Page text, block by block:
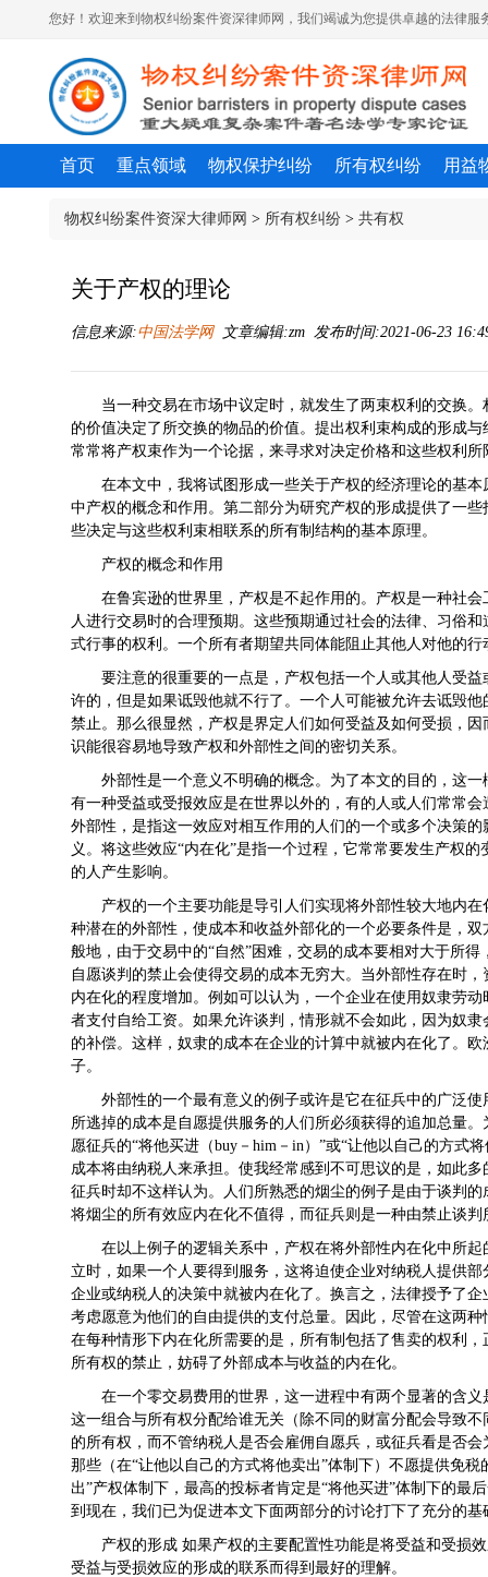
您好！欢迎来到物权纠纷案件资深律师网，我们竭诚为您提供卓越的法律服
首页 重点领域 物权保护纠纷 所有权纠纷 用益
物权纠纷案件资深大律师网 > 所有权纠纷 > 共有权
关于产权的理论
信息来源:中国法学网文章编辑:zm 发布时间:2021-06-23
当一种交易在市场中议定时，就发生了两束权利的交换
的价值决定了所交换的物品的价值。提出权利束构成的形成
常常将产权束作为一个论据，来寻求对决定价格和这些权利
在本文中，我将试图形成一些关于产权的经济理论的基
中产权的概念和作用。第二部分为研究产权的形成提供了一
些决定与这些权利束相联系的所有制结构的基本原理。
产权的概念和作用
在鲁宾逊的世界里，产权是不起作用的。产权是一种社
人进行交易时的合理预期。这些预期通过社会的法律、习俗
式行事的权利。一个所有者期望共同体能阻止其他人对他的
要注意的很重要的一点是，产权包括一个人或其他人受
许的，但是如果诋毁他就不行了。一个人可能被允许去诋毁
禁止。那么很显然，产权是界定人们如何受益及如何受损，
识能很容易地导致产权和外部性之间的密切关系。
外部性是一个意义不明确的概念。为了本文的目的，这
有一种受益或受报效应是在世界以外的，有的人或人们常常
外部性，是指这一效应对相互作用的人们的一个或多个决策
义。将这些效应“内在化”是指一个过程，它常常要发生产权
的人产生影响。
产权的一个主要功能是导引人们实现将外部性较大地内
种潜在的外部性，使成本和收益外部化的一个必要条件是，
般地，由于交易中的“自然”困难，交易的成本要相对大于所
自愿谈判的禁止会使得交易的成本无穷大。当外部性存在时
内在化的程度增加。例如可以认为，一个企业在使用奴隶劳
者支付自给工资。如果允许谈判，情形就不会如此，因为奴
的补偿。这样，奴隶的成本在企业的计算中就被内在化了。
子。
外部性的一个最有意义的例子或许是它在征兵中的广泛
所逃掉的成本是自愿提供服务的人们所必须获得的追加总量
愿征兵的“将他买进（buy－him－in）”或“让他以自己的方式
成本将由纳税人来承担。使我经常感到不可思议的是，如此
征兵时却不这样认为。人们所熟悉的烟尘的例子是由于谈判
将烟尘的所有效应内在化不值得，而征兵则是一种由禁止谈判
在以上例子的逻辑关系中，产权在将外部性内在化中所
立时，如果一个人要得到服务，这将迫使企业对纳税人提供
企业或纳税人的决策中就被内在化了。换言之，法律授予了
考虑愿意为他们的自由提供的支付总量。因此，尽管在这两
在每种情形下内在化所需要的是，所有制包括了售卖的权利
所有权的禁止，妨碍了外部成本与收益的内在化。
在一个零交易费用的世界，这一进程中有两个显著的含
这一组合与所有权分配给谁无关（除不同的财富分配会导致
的所有权，而不管纳税人是否会雇佣自愿兵，或征兵看是否
那些（在“让他以自己的方式将他卖出”体制下）不愿提供免
出”产权体制下，最高的投标者肯定是“将他买进”体制下的最
到现在，我们已为促进本文下面两部分的讨论打下了充分的基
产权的形成 如果产权的主要配置性功能是将受益和受损
受益与受损效应的形成的联系而得到最好的理解。